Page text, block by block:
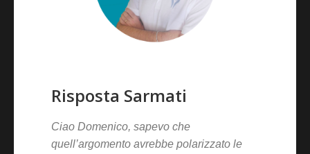
Risposta Sarmati
Ciao Domenico, sapevo che
quell’argomento avrebbe polarizzato le